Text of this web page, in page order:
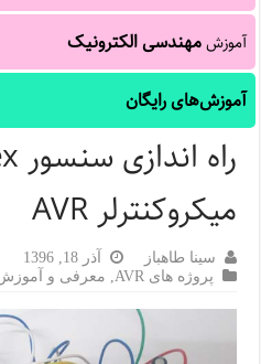
آموزشمهندسی الکترونیک
آموزش‌های رایگان
میکروکنترلر AVR
سینا طاهباز
آذر 18, 1396
پروژه های AVR
معرفی و آموزش